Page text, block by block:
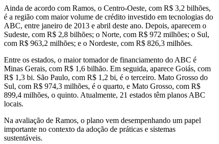
Ainda de acordo com Ramos, o Centro-Oeste, com R$ 3,2 bilhões,
é a região com maior volume de crédito investido em tecnologias do
ABC, entre janeiro de 2013 e abril deste ano. Depois, aparecem o
Sudeste, com R$ 2,8 bilhões; o Norte, com R$ 972 milhões; o Sul,
com R$ 963,2 milhões; e o Nordeste, com R$ 826,3 milhões.
Entre os estados, o maior tomador de financiamento do ABC é
Minas Gerais, com R$ 1,6 bilhão. Em seguida, aparece Goiás, com
R$ 1,3 bi. São Paulo, com R$ 1,2 bi, é o terceiro. Mato Grosso do
Sul, com R$ 974,3 milhões, é o quarto, e Mato Grosso, com R$
899,4 milhões, o quinto. Atualmente, 21 estados têm planos ABC
locais.
Na avaliação de Ramos, o plano vem desempenhando um papel
importante no contexto da adoção de práticas e sistemas
sustentáveis.